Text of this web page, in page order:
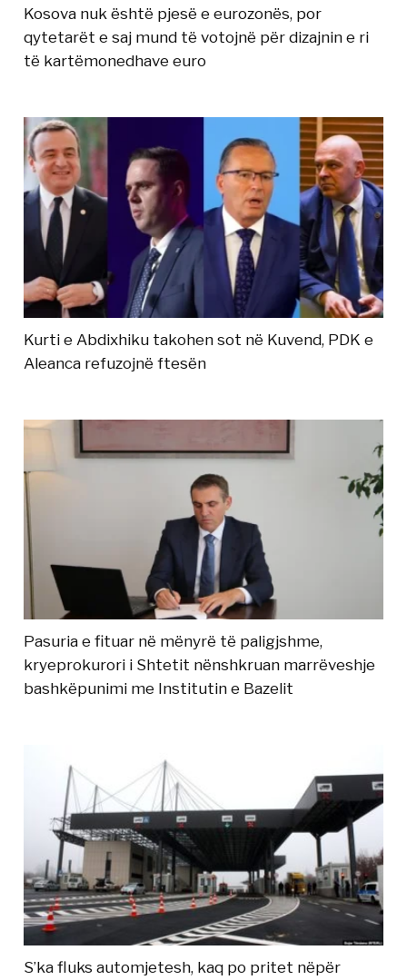
Kosova nuk është pjesë e eurozonës, por
qytetarët e saj mund të votojnë për dizajnin e ri
të kartëmonedhave euro
Kurti e Abdixhiku takohen sot në Kuvend, PDK e
Aleanca refuzojnë ftesën
Pasuria e fituar në mënyrë të paligjshme,
kryeprokurori i Shtetit nënshkruan marrëveshje
bashkëpunimi me Institutin e Bazelit
S’ka fluks automjetesh, kaq po pritet nëpër